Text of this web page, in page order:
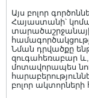
Այս բոլոր
Հայաստանի՝
Նման դրվածքը
զուգահեռաբար
մոտավորապես
բոլոր ակտորների